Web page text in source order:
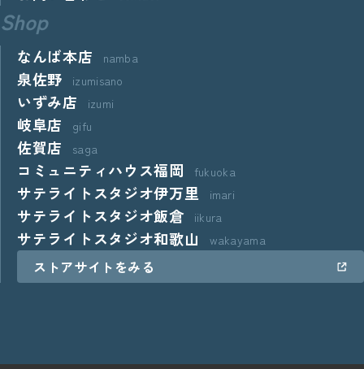
Shop
なんば本店 namba
泉佐野 izumisano
いずみ店 izumi
岐阜店 gifu
佐賀店 saga
コミュニティハウス福岡 fukuoka
サテライトスタジオ伊万里 imari
サテライトスタジオ飯倉 iikura
サテライトスタジオ和歌山 wakayama
ストアサイトをみる